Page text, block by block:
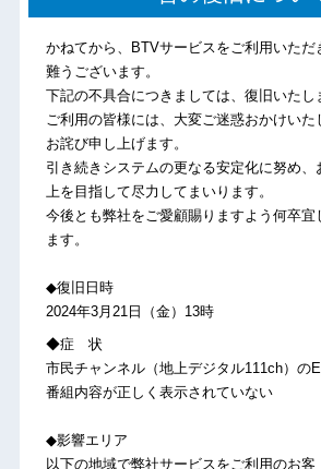
かねてから、BTVサービスをご利用いただ
難うございます。
下記の不具合につきましては、復旧いたし
ご利用の皆様には、大変ご迷惑おかけいた
お詫び申し上げます。
引き続きシステムの更なる安定化に努め、
上を目指して尽力してまいります。
今後とも弊社をご愛顧賜りますよう何卒宜
ます。
◆復旧日時
2024年3月21日（金）13時
◆症 状
市民チャンネル（地上デジタル111ch）の
番組内容が正しく表示されていない
◆影響エリア
以下の地域で弊社サービスをご利用のお客